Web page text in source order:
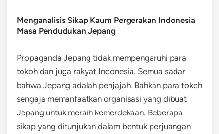
Menganalisis Sikap Kaum Pergerakan Indonesia
Masa Pendudukan Jepang
Propaganda Jepang tidak mempengaruhi para
tokoh dan juga rakyat Indonesia. Semua sadar
bahwa Jepang adalah penjajah. Bahkan para tokoh
sengaja memanfaatkan organisasi yang dibuat
Jepang untuk meraih kemerdekaan. Beberapa
sikap yang ditunjukan dalam bentuk perjuangan